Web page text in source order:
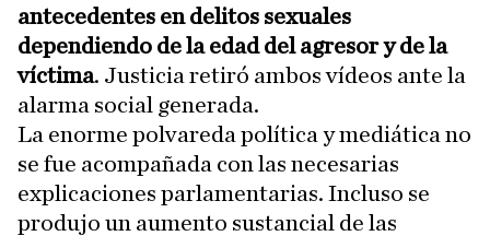
antecedentes en delitos sexuales
dependiendo de la edad del agresor y de la
víctima. Justicia retiró ambos vídeos ante la
alarma social generada.
La enorme polvareda política y mediática no
se fue acompañada con las necesarias
explicaciones parlamentarias. Incluso se
produjo un aumento sustancial de las